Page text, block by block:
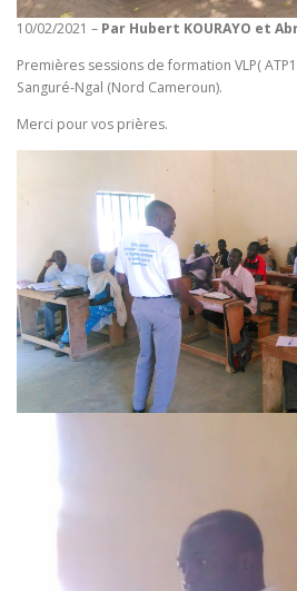
10/02/2021 – Par Hubert KOURAYO et
Premières sessions de formation VLP(
Sanguré-Ngal (Nord Cameroun).
Merci pour vos prières.